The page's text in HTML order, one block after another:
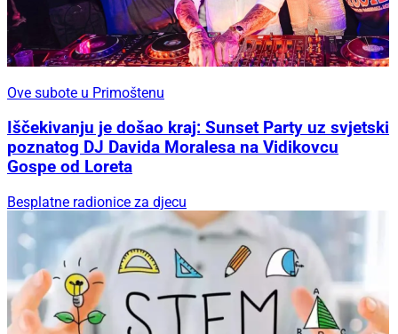
Ove subote u Primoštenu
Iščekivanju je došao kraj: Sunset Party uz svjetski
poznatog DJ Davida Moralesa na Vidikovcu
Gospe od Loreta
Besplatne radionice za djecu